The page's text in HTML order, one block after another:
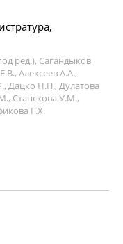
ред.), Сагандыков
Алексеев А.А.,
Дацко Н.П., Дулатова
Станскова У.М.,
Г.Х.